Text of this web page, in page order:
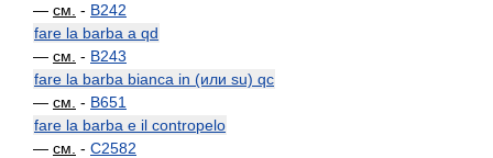
— см. - B242
fare la barba a qd
— см. - B243
fare la barba bianca in (или su) qc
— см. - B651
fare la barba e il contropelo
— см. - C2582